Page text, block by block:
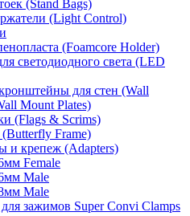
(Stand Bags)
(Light Control)
(Foamcore Holder)
светодиодного света (LED
для стен (Wall
Mount Plates)
(Flags & Scrims)
Frame)
и крепеж (Adapters)
Female
Male
Male
зажимов Super Convi Clamps